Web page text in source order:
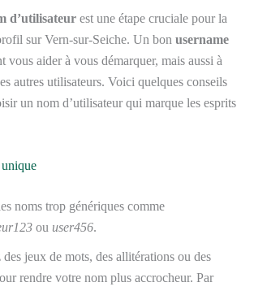
d’utilisateur est une étape cruciale pour la
sur Vern-sur-Seiche. Un bon username
vous aider à vous démarquer, mais aussi à
autres utilisateurs. Voici quelques conseils
un nom d’utilisateur qui marque les esprits
noms trop génériques comme
ou user456.
jeux de mots, des allitérations ou des
rendre votre nom plus accrocheur. Par